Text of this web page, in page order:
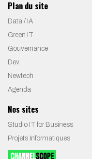
Plan du site
Data / IA
Green IT
Gouvernance
Dev
Newtech
Agenda
Nos sites
Studio IT for Business
Projets Informatiques